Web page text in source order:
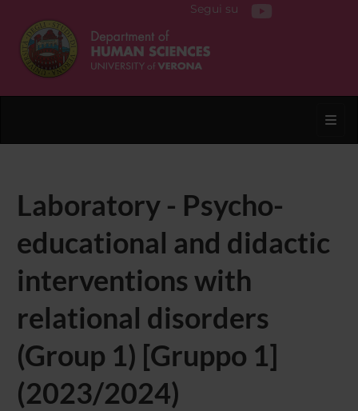
Segui su
Laboratory - Psycho-
educational and didactic
interventions with
relational disorders
(Group 1) [Gruppo 1]
(2023/2024)